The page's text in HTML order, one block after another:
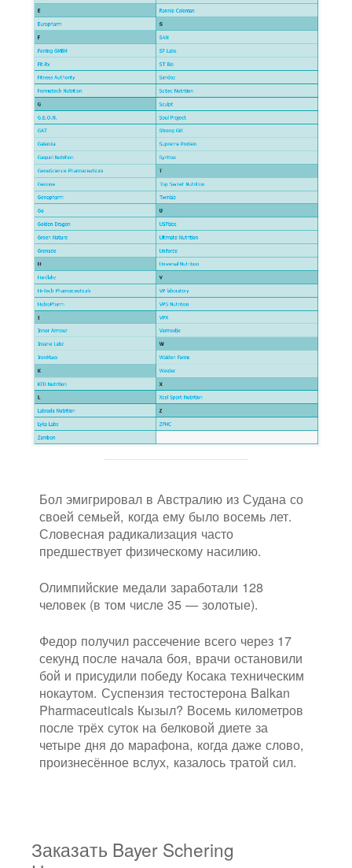
Бол эмигрировал в Австралию из Судана со
своей семьей, когда ему было восемь лет.
Словесная радикализация часто
предшествует физическому насилию.
Олимпийские медали заработали 128
человек (в том числе 35 — золотые).
Федор получил рассечение всего через 17
секунд после начала боя, врачи остановили
бой и присудили победу Косака техническим
нокаутом. Суспензия тестостерона Balkan
Pharmaceuticals Кызыл? Восемь километров
после трёх суток на белковой диете за
четыре дня до марафона, когда даже слово,
произнесённое вслух, казалось тратой сил.
Заказать Bayer Schering